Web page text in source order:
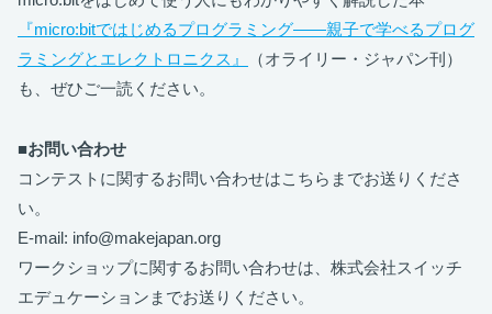
『micro:bitではじめるプログラミング――親子で学べるプログ
ラミングとエレクトロニクス』
（オライリー・ジャパン刊）
も、ぜひご一読ください。
■お問い合わせ
コンテストに関するお問い合わせはこちらまでお送りくださ
い。
E-mail: info@makejapan.org
ワークショップに関するお問い合わせは、株式会社スイッチ
エデュケーションまでお送りください。